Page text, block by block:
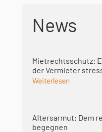
News
Mietrechtsschutz:
der Vermieter
Weiterlesen
Altersarmut: Dem
begegnen